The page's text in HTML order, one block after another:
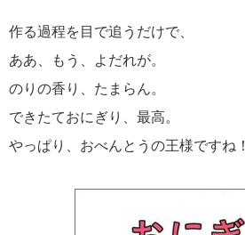
作る過程を目で追うだけで、
ああ、もう、よだれが。
のりの香り、たまらん。
できたておにぎり、最高。
やっぱり、おべんとうの王様ですね！